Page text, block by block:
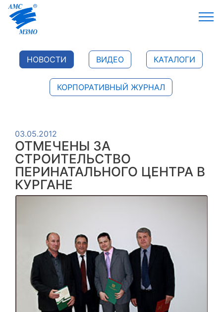
НОВОСТИ ВИДЕО КАТАЛОГИ
КОРПОРАТИВНЫЙ ЖУРНАЛ
03.05.2012
ОТМЕЧЕНЫ ЗА
СТРОИТЕЛЬСТВО
ПЕРИНАТАЛЬНОГО ЦЕНТРА В
КУРГАНЕ